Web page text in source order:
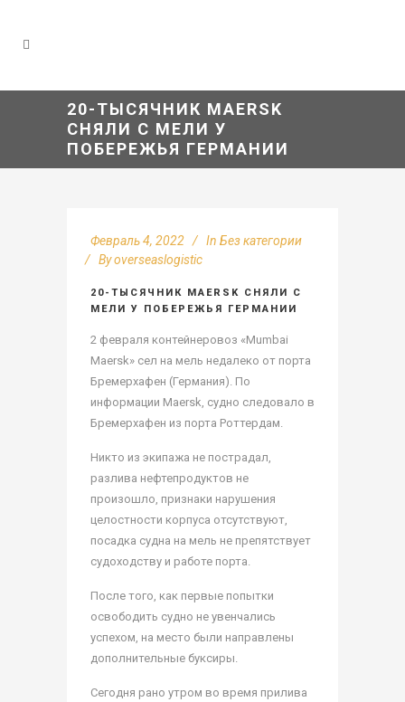
20-ТЫСЯЧНИК MAERSK
СНЯЛИ С МЕЛИ У
ПОБЕРЕЖЬЯ ГЕРМАНИИ
Февраль 4, 2022 In Без категории
Byoverseaslogistic
20-ТЫСЯЧНИК MAERSK СНЯЛИ С
МЕЛИ У ПОБЕРЕЖЬЯ ГЕРМАНИИ
2 февраля контейнеровоз «Mumbai
Maersk» сел на мель недалеко от порта
Бремерхафен (Германия). По
информации Maersk, судно следовало в
Бремерхафен из порта Роттердам.
Никто из экипажа не пострадал,
разлива нефтепродуктов не
произошло, признаки нарушения
целостности корпуса отсутствуют,
посадка судна на мель не препятствует
судоходству и работе порта.
После того, как первые попытки
освободить судно не увенчались
успехом, на место были направлены
дополнительные буксиры.
Сегодня рано утром во время прилива